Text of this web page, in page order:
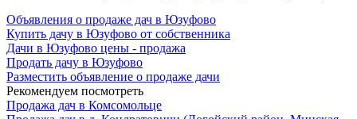
Объявления о продаже дач в Юзуфово
Купить дачу в Юзуфово от собственника
Дачи в Юзуфово цены - продажа
Продать дачу в Юзуфово
Разместить объявление о продаже дачи
Рекомендуем посмотреть
Продажа дач в Комсомольце